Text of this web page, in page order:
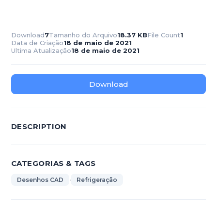
Download7Tamanho do Arquivo18.37 KBFile Count1
Data de Criação18 de maio de 2021
Ultima Atualização18 de maio de 2021
Download
DESCRIPTION
CATEGORIAS & TAGS
Desenhos CAD , Refrigeração